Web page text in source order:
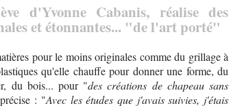
d'Yvonne Cabanis, réalise des
et étonnantes... "de l'art porté"
pour le moins originales comme du grillage à
qu'elle chauffe pour donner une forme, du
du bois... pour "des créations de chapeau sans
: "Avec les études que j'avais suivies, j'étais